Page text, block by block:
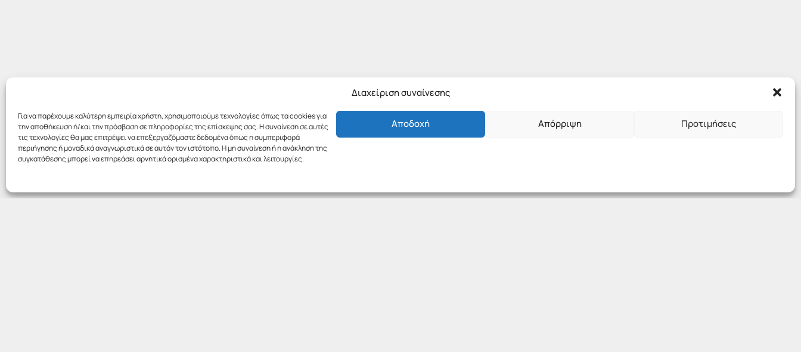
Διαχείριση συναίνεσης
Για να παρέχουμε καλύτερη εμπειρία χρήστη, χρησιμοποιούμε τεχνολογίες όπως τα cookies για
την αποθήκευση ή/και την πρόσβαση σε πληροφορίες της επίσκεψης σας. Η συναίνεση σε αυτές
τις τεχνολογίες θα μας επιτρέψει να επεξεργαζόμαστε δεδομένα όπως η συμπεριφορά
περιήγησης ή μοναδικά αναγνωριστικά σε αυτόν τον ιστότοπο. Η μη συναίνεση ή η ανάκληση της
συγκατάθεσης μπορεί να επηρεάσει αρνητικά ορισμένα χαρακτηριστικά και λειτουργίες.
Αποδοχή Απόρριψη Προτιμήσεις